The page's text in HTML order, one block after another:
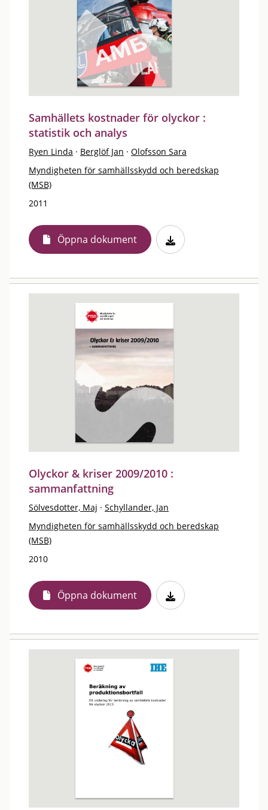
Samhällets kostnader för olyckor :
statistik och analys
Ryen Linda · Berglöf Jan · Olofsson Sara
Myndigheten för samhällsskydd och beredskap
(MSB)
2011
Öppna dokument
Olyckor & kriser 2009/2010 :
sammanfattning
Sölvesdotter, Maj · Schyllander, Jan
Myndigheten för samhällsskydd och beredskap
(MSB)
2010
Öppna dokument